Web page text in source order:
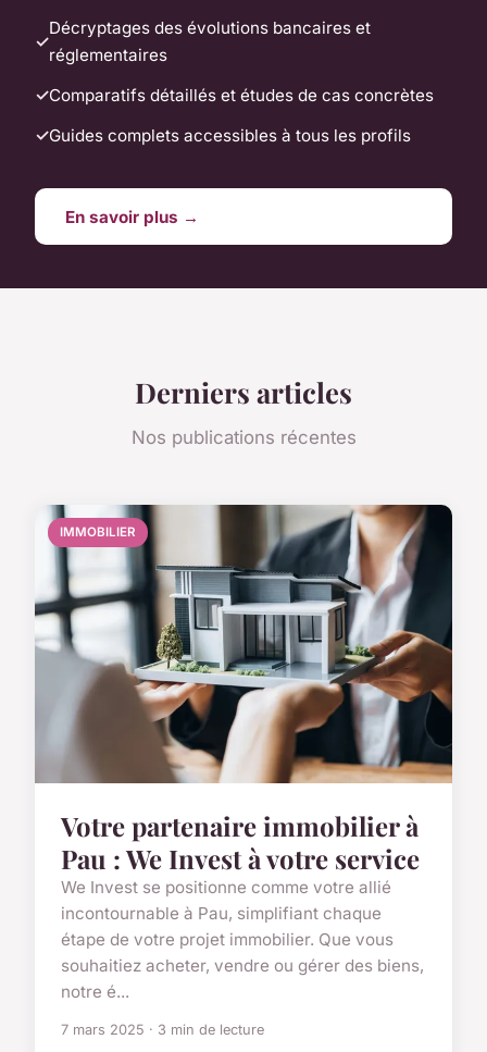
Décryptages des évolutions bancaires et
réglementaires
Comparatifs détaillés et études de cas concrètes
Guides complets accessibles à tous les profils
En savoir plus →
Derniers articles
Nos publications récentes
IMMOBILIER
Votre partenaire immobilier à
Pau : We Invest à votre service
We Invest se positionne comme votre allié
incontournable à Pau, simplifiant chaque
étape de votre projet immobilier. Que vous
souhaitiez acheter, vendre ou gérer des biens,
notre é...
7 mars 2025 · 3 min de lecture